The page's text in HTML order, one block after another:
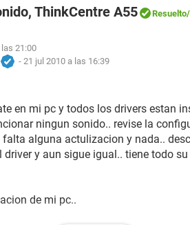
ThinkCentre A55 Resuelto
21:00
- 21 jul 2010 a las 16:39
en mi pc y todos los drivers estan
ningun sonido.. revise la
alguna actulizacion y nada..
driver y aun sigue igual.. tiene todo
de mi pc..